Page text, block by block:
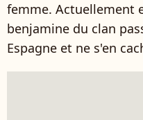
femme. Actuellement
benjamine du clan
Espagne et ne s'en